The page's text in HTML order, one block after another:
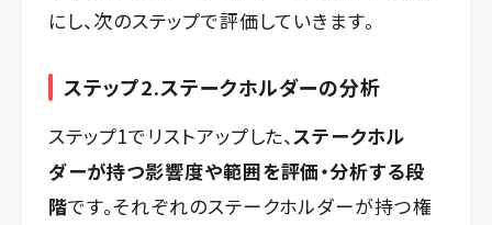
にし、次のステップで評価していきます。
ステップ2.ステークホルダーの分析
ステップ1でリストアップした、 ステークホル
ダーが持つ影響度や範囲を評価・分析する段
階です。それぞれのステークホルダーが持つ権